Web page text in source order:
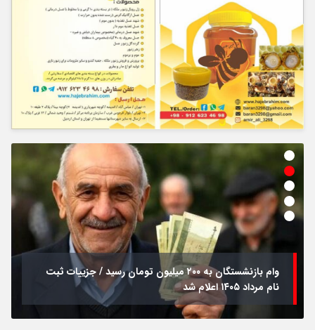
وام بازنشستگان به ۲۰۰ میلیون تومان رسید / جزییات ثبت
نام مرداد ۱۴۰۵ اعلام شد